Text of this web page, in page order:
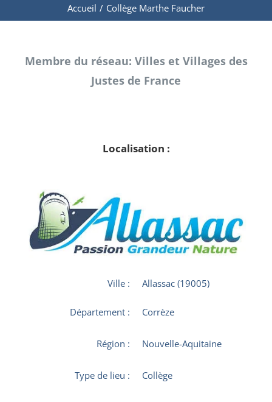
Accueil / Collège Marthe Faucher
Membre du réseau: Villes et Villages des
Justes de France
Localisation :
Ville : Allassac (19005)
Département : Corrèze
Région : Nouvelle-Aquitaine
Type de lieu : Collège